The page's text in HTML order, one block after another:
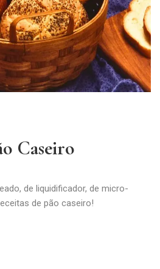
Caseiro
de liquidificador, de micro-
de pão caseiro!